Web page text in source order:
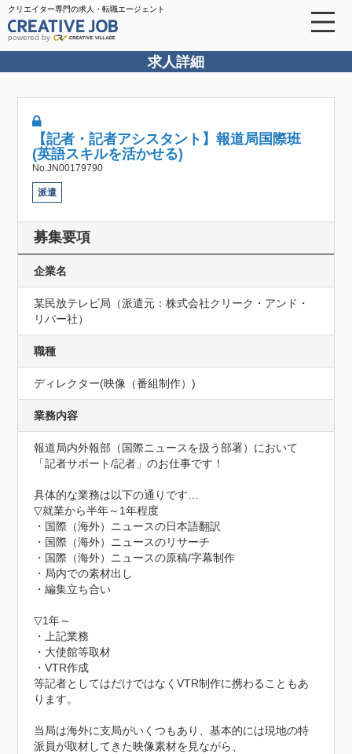
クリエイター専門の求人・転職エージェント
powered by
求人詳細
【記者・記者アシスタント】報道局国際班
(英語スキルを活かせる)
No.JN00179790
派遣
募集要項
企業名
某民放テレビ局（派遣元：株式会社クリーク・アンド・
リバー社）
職種
ディレクター(映像（番組制作）)
業務内容
報道局内外報部（国際ニュースを扱う部署）において
「記者サポート/記者」のお仕事です！
具体的な業務は以下の通りです…
▽就業から半年～1年程度
・国際（海外）ニュースの日本語翻訳
・国際（海外）ニュースのリサーチ
・国際（海外）ニュースの原稿/字幕制作
・局内での素材出し
・編集立ち合い
▽1年～
・上記業務
・大使館等取材
・VTR作成
等記者としてはだけではなくVTR制作に携わることもあ
ります。
当局は海外に支局がいくつもあり、基本的には現地の特
派員が取材してきた映像素材を見ながら、